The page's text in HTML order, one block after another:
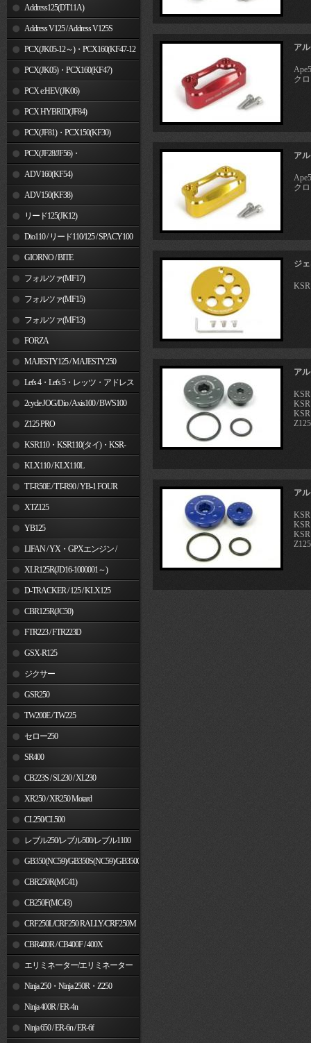
Address125(DT11A)
Address V125 / Address V125S
PCX(JK05-12～)・PCX160(KF47-12
～) PCX(JK05)・PCX160(KF47)
PCX e:HEV(JK06)
PCX HYBRID(JF84)
PCX(JF81)・PCX150(KF30)
PCX(JF28/JF56)・
PCX150(KF12/KF18)
ADV160(KF54)
ADV150(KF38)
リード125(JK12)
Dio110 / リード110/125 / SPACY100
GIORNO / BITE
フォルツァ(MF17)
フォルツァ(MF15)
フォルツァ(MF13)
FORZA
MAJESTY125 / MAJESTY250
Let's 4・Let's 5・レッツ・アドレス
V50 2cycle JOG/Dio / Axis100 / BW'S100
Z125 PRO
KSR110・KSR110(タイ)・KSR-
I/II・KSR PRO
KLX110 / KLX110L
TT-R50E / TT-R90 / YB-1 FOUR
XTZ125
YB125
LIFAN / YX・GPXエンジン /
JinchengXLR125R(JD16-1000001～)
D-TRACKER / 125 / KLX125
CBR125R(JC50)
FTR223 / FTR223D
GSX-R125
ジクサー
GSR250
TW200E / TW225
セロー250
SR400
CB223S / SL230 / XL230
XR250 / XR250 Motard
CL250/CL500
レブル250/レブル500/レブル1100
GB350(NC59)/GB350S(NC59)/GB350C(NC64)
CBR250R(MC41)
CB250F(MC43)
CRF250L/CRF250 RALLY/CRF250M
CBR400R / CB400F / 400X
エリミネーター/エリミネーター
SE Ninja 250・Ninja 250R・Z250
Ninja 400R / ER-4n
Ninja 650 / ER-6n / ER-6f
ア
ク
ア
ク
ジ
ア
ア